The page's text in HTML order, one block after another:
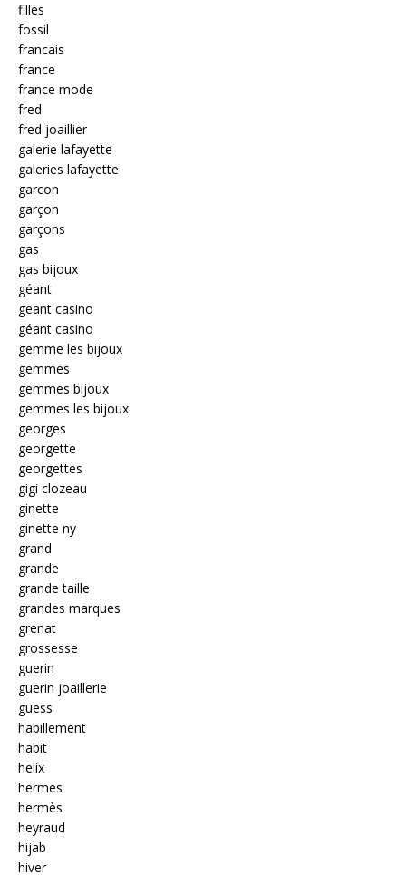
filles
fossil
francais
france
france mode
fred
fred joaillier
galerie lafayette
galeries lafayette
garcon
garçon
garçons
gas
gas bijoux
géant
geant casino
géant casino
gemme les bijoux
gemmes
gemmes bijoux
gemmes les bijoux
georges
georgette
georgettes
gigi clozeau
ginette
ginette ny
grand
grande
grande taille
grandes marques
grenat
grossesse
guerin
guerin joaillerie
guess
habillement
habit
helix
hermes
hermès
heyraud
hijab
hiver